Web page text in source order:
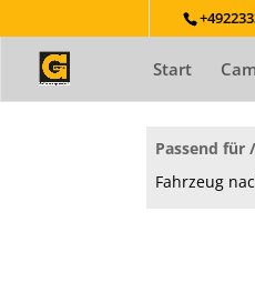
Start
Passend für
Fahrzeug